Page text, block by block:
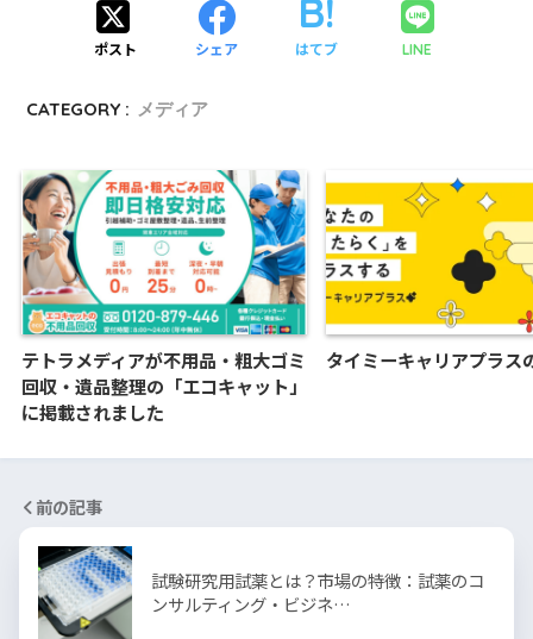
ポスト シェア はてブ LINE
CATEGORY : メディア
テトラメディアが不用品・粗大ゴミ
回収・遺品整理の「エコキャット」
に掲載されました
タイミーキャリアプラス
前の記事
試験研究用試薬とは？市場の特徴：試薬のコ
ンサルティング・ビジネ…